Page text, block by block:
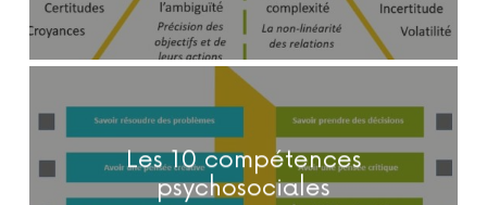
Les 10 compétences
psychosociales